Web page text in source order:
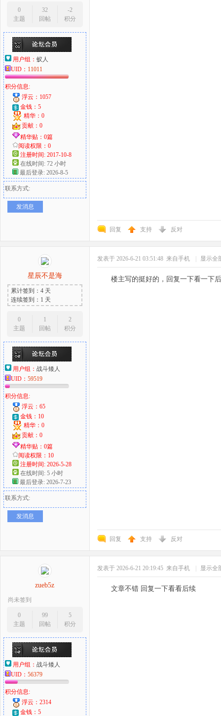
0
主题
32
回帖
-2
积分
用户组： 蚁人
UID： 11011
积分信息:
浮云：1057
金钱：5
精华：0
贡献：0
精华贴：0篇
阅读权限：0
注册时间: 2017-10-8
在线时间: 72 小时
最后登录: 2026-8-5
联系方式:
发消息
回复 支持 反对
星辰不是海
累计签到：4 天
连续签到：1 天
0
主题
1
回帖
2
积分
用户组： 战斗矮人
UID： 59519
积分信息:
浮云：65
金钱：10
精华：0
贡献：0
精华贴：0篇
阅读权限：10
注册时间: 2026-5-28
在线时间: 5 小时
最后登录: 2026-7-23
联系方式:
发消息
发表于 2026-6-21 03:51:48 来自手机 显示全
楼主写的挺好的，回复一下看一下
回复 支持 反对
zueb5z
尚未签到
0
主题
99
回帖
5
积分
用户组： 战斗矮人
UID： 56379
积分信息:
浮云：2314
金钱：5
发表于 2026-6-21 20:19:45 来自手机 显示全
文章不错 回复一下看看后续